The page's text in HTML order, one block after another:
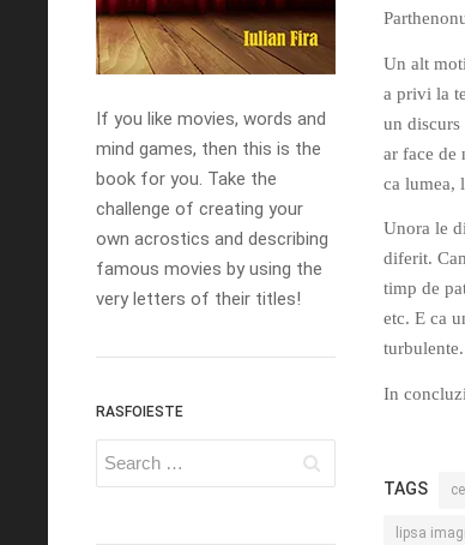
If you like movies, words and
mind games, then this is the
book for you. Take the
challenge of creating your
own acrostics and describing
famous movies by using the
very letters of their titles!
RASFOIESTE
Un alt
a privi la
un
ar face de
ca lumea,
Unora le
diferit.
timp de
etc. E ca
turbulente.
In
TAGS
lipsa